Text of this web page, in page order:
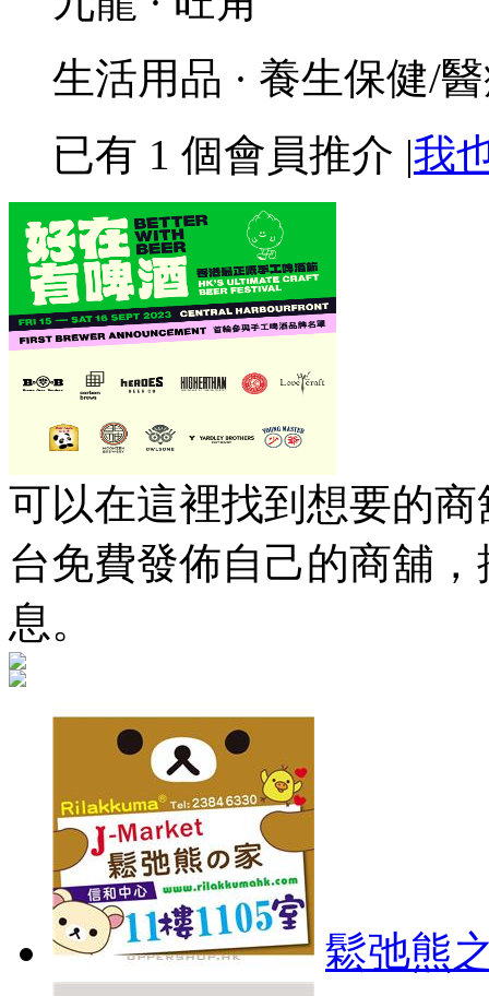
生活用品 · 養生保健/
已有 1 個會員推介 |我
可以在這裡找到想要的商
台免費發佈自己的商舖
息。
鬆弛熊